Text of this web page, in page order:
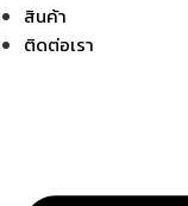
สินค้า
ติดต่อเรา